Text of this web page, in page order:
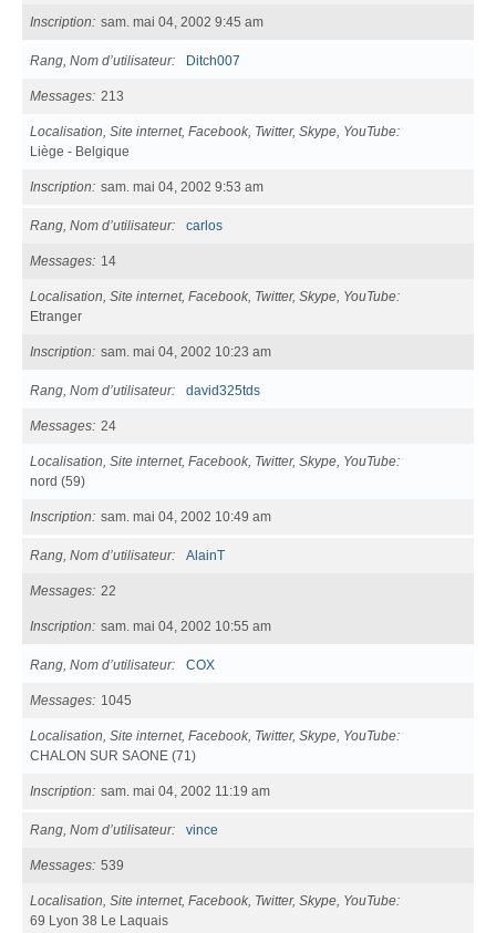
Inscription sam. mai 04, 2002 9:45 am
Rang, Nom d’utilisateur Ditch007
Messages 213
Localisation, Site internet, Facebook, Twitter, Skype, YouTube
Liège - Belgique
Inscription sam. mai 04, 2002 9:53 am
Rang, Nom d’utilisateur carlos
Messages 14
Localisation, Site internet, Facebook, Twitter, Skype, YouTube
Etranger
Inscription sam. mai 04, 2002 10:23 am
Rang, Nom d’utilisateur david325tds
Messages 24
Localisation, Site internet, Facebook, Twitter, Skype, YouTube
nord (59)
Inscription sam. mai 04, 2002 10:49 am
Rang, Nom d’utilisateur AlainT
Messages 22
Inscription sam. mai 04, 2002 10:55 am
Rang, Nom d’utilisateur COX
Messages 1045
Localisation, Site internet, Facebook, Twitter, Skype, YouTube
CHALON SUR SAONE (71)
Inscription sam. mai 04, 2002 11:19 am
Rang, Nom d’utilisateur vince
Messages 539
Localisation, Site internet, Facebook, Twitter, Skype, YouTube
69 Lyon 38 Le Laquais